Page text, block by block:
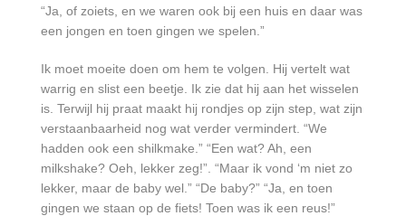
“Ja, of zoiets, en we waren ook bij een huis en daar was
een jongen en toen gingen we spelen.”
Ik moet moeite doen om hem te volgen. Hij vertelt wat
warrig en slist een beetje. Ik zie dat hij aan het wisselen
is. Terwijl hij praat maakt hij rondjes op zijn step, wat zijn
verstaanbaarheid nog wat verder vermindert. “We
hadden ook een shilkmake.” “Een wat? Ah, een
milkshake? Oeh, lekker zeg!”. “Maar ik vond ‘m niet zo
lekker, maar de baby wel.” “De baby?” “Ja, en toen
gingen we staan op de fiets! Toen was ik een reus!”